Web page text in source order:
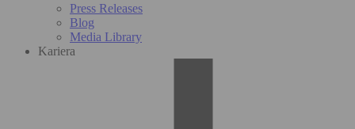
Press Releases
Blog
Media Library
Kariera